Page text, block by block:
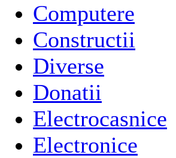
Computere
Constructii
Diverse
Donatii
Electrocasnice
Electronice